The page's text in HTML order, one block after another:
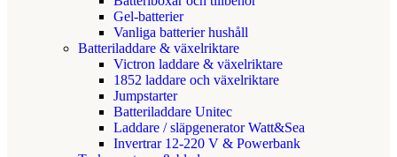
Gel-batterier
Vanliga batterier hushåll
Batteriladdare & växelriktare
Victron laddare & växelriktare
1852 laddare och växelriktare
Jumpstarter
Batteriladdare Unitec
Laddare / släpgenerator Watt&Sea
Invertrar 12-220 V & Powerbank